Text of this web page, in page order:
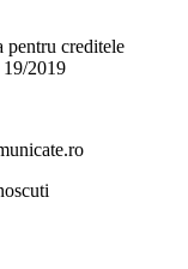
creditele
2019